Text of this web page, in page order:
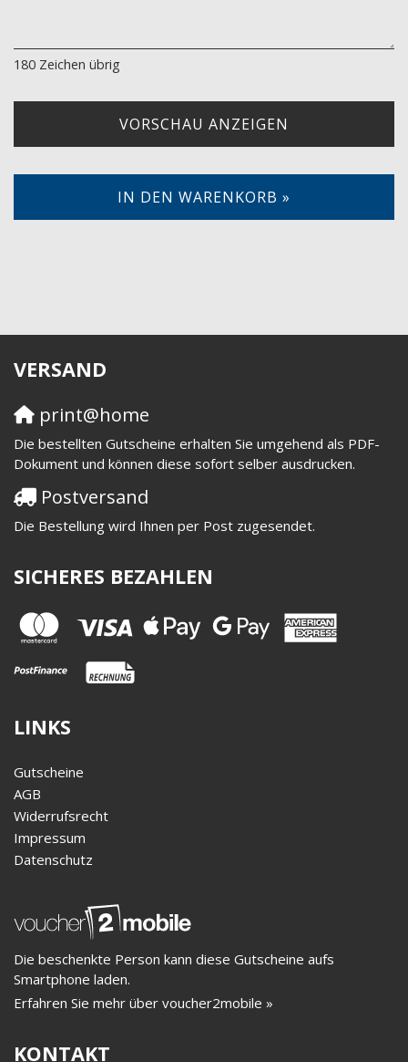
180 Zeichen übrig
VORSCHAU ANZEIGEN
IN DEN WARENKORB »
VERSAND
print@home
Die bestellten Gutscheine erhalten Sie umgehend als PDF-
Dokument und können diese sofort selber ausdrucken.
Postversand
Die Bestellung wird Ihnen per Post zugesendet.
SICHERES BEZAHLEN
LINKS
Gutscheine
AGB
Widerrufsrecht
Impressum
Datenschutz
Die beschenkte Person kann diese Gutscheine aufs
Smartphone laden.
Erfahren Sie mehr über voucher2mobile »
KONTAKT